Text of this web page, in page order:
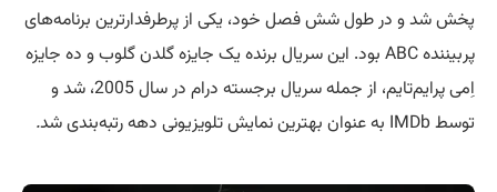
پخش شد و در طول شش فصل خود، یکی از پرطرفدارترین برنامه‌های
پربیننده ABC بود. این سریال برنده یک جایزه گلدن گلوب و ده جایزه
اِمی پرایم‌تایم، از جمله سریال برجسته درام در سال 2005، شد و
توسط IMDb به عنوان بهترین نمایش تلویزیونی دهه رتبه‌بندی شد
.